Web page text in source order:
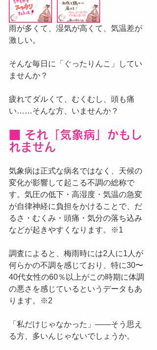
雨が多くて、湿気が高くて、気温差が
激しい。
そんな毎日に「ぐったりんこ」してい
ませんか？
疲れてダルくて、むくむし、頭も痛
い……そんな方、いませんか？
■ それ「気象病」かもし
れません
気象病は正式な病名ではなく、天候の
変化が影響して起こる不調の総称で
す。気圧の低下・高湿度・気温の急変
が自律神経に負担をかけることで、だ
るさ・むくみ・頭痛・気分の落ち込み
などが起きやすくなります。※1
調査によると、梅雨時には2人に1人が
何らかの不調を感じており、特に30〜
40代女性の60％以上がこの時期に体調
の悪さを感じているというデータもあ
ります。※2
「私だけじゃなかった」——そう思え
る方、多いんじゃないでしょうか。